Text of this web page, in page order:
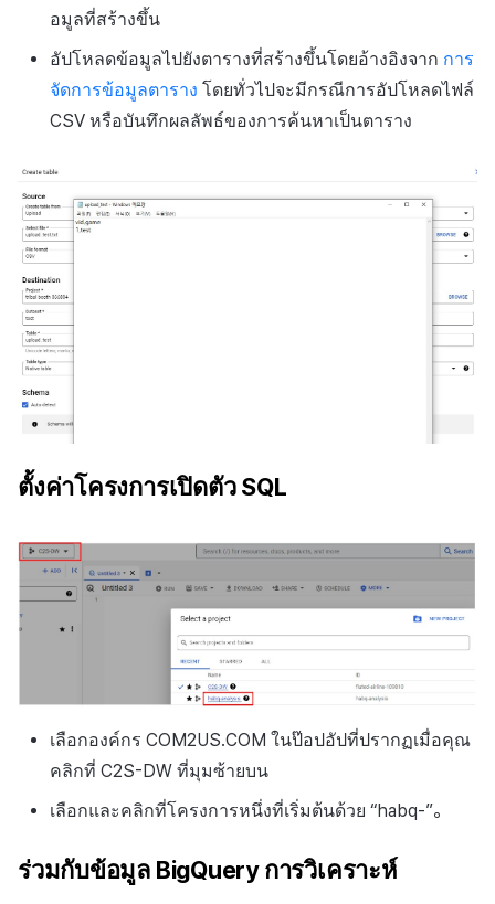
อมูลที่สร้างขึ้น
อัปโหลดข้อมูลไปยังตารางที่สร้างขึ้นโดยอ้างอิงจาก การ
จัดการข้อมูลตาราง โดยทั่วไปจะมีกรณีการอัปโหลดไฟล์
CSV หรือบันทึกผลลัพธ์ของการค้นหาเป็นตาราง
ตั้งค่าโครงการเปิดตัว SQL
เลือกองค์กร COM2US.COM ในป๊อปอัปที่ปรากฏเมื่อคุณ
คลิกที่ C2S-DW ที่มุมซ้ายบน
เลือกและคลิกที่โครงการหนึ่งที่เริ่มต้นด้วย “habq-”。
ร่วมกับข้อมูล BigQuery การวิเคราะห์